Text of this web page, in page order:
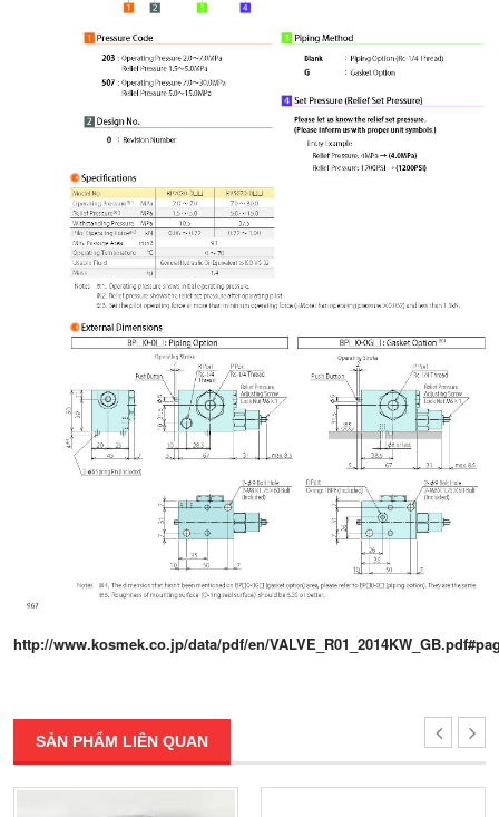
http://www.kosmek.co.jp/data/pdf/en/
SẢN PHẨM LIÊN QUAN